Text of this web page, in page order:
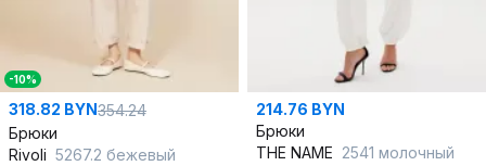
-10%
318.82 BYN354.24
Брюки
Rivoli 5267.2 бежевый
214.76 BYN
Брюки
THE NAME 2541 молочный